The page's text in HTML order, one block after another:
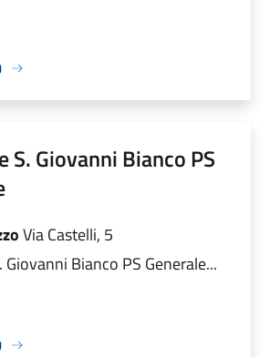
S. Giovanni Bianco PS
Via Castelli, 5
Giovanni Bianco PS Generale...